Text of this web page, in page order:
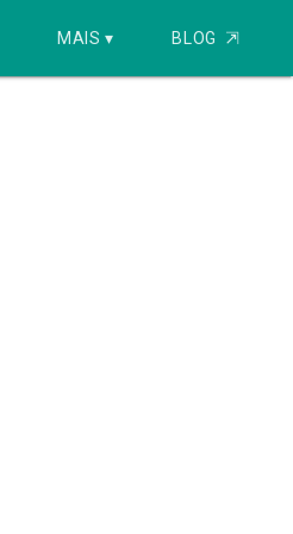
MAIS ▾ BLOG ⇱